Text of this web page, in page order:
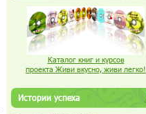
Каталог книг и курсов
проекта Живи вкусно, живи легко!
Истории успеха